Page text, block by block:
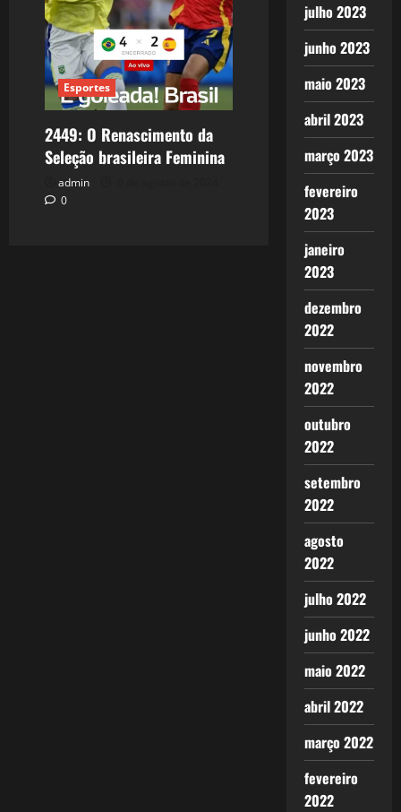
Esportes
2449: O Renascimento da
Seleção brasileira Feminina
admin
0
julho 2023
junho 2023
maio 2023
abril 2023
março 2023
fevereiro
2023
janeiro
2023
dezembro
2022
novembro
2022
outubro
2022
setembro
2022
agosto
2022
julho 2022
junho 2022
maio 2022
abril 2022
março 2022
fevereiro
2022